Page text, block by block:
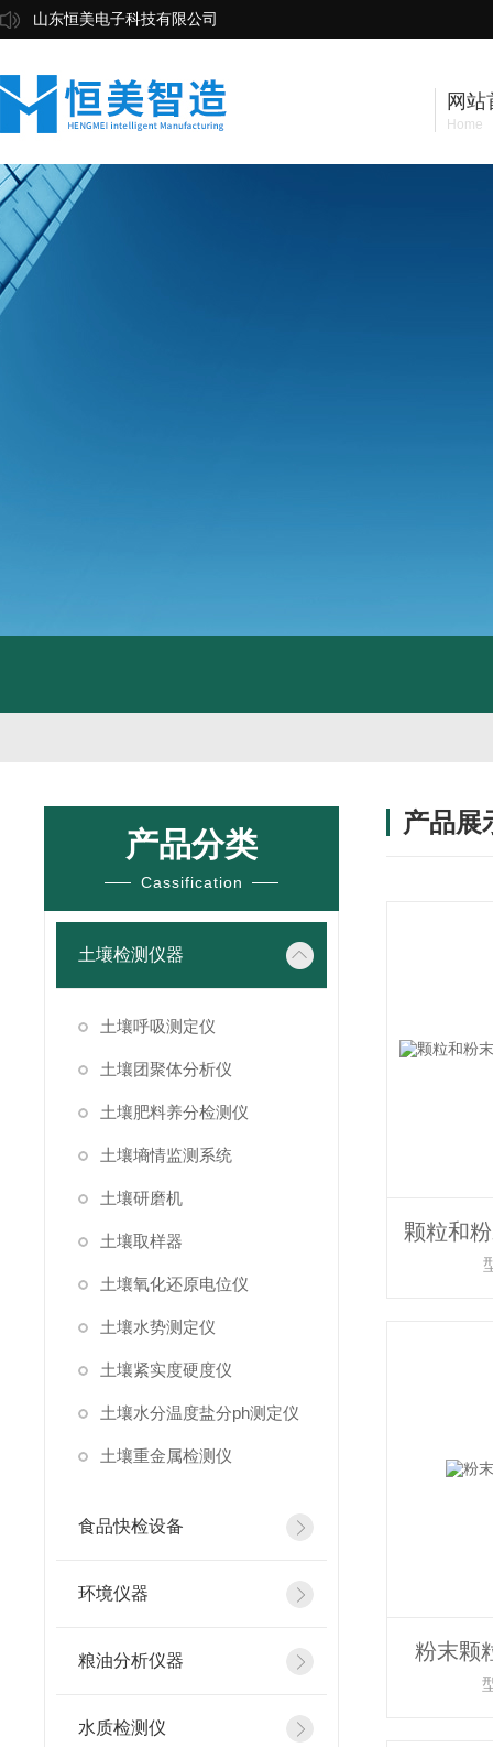
山东恒美电子科技有限公司
网站
Home
产品分类
Cassification
土壤检测仪器
土壤呼吸测定仪
土壤团聚体分析仪
土壤肥料养分检测仪
土壤墒情监测系统
土壤研磨机
土壤取样器
土壤氧化还原电位仪
土壤水势测定仪
土壤紧实度硬度仪
土壤水分温度盐分ph测定仪
土壤重金属检测仪
食品快检设备
环境仪器
粮油分析仪器
水质检测仪
产品展
粉末颗